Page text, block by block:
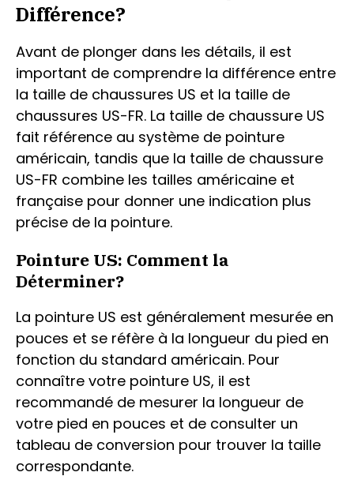
Différence?
Avant de plonger dans les détails, il est
important de comprendre la différence entre
la taille de chaussures US et la taille de
chaussures US-FR. La taille de chaussure US
fait référence au système de pointure
américain, tandis que la taille de chaussure
US-FR combine les tailles américaine et
française pour donner une indication plus
précise de la pointure.
Pointure US: Comment la
Déterminer?
La pointure US est généralement mesurée en
pouces et se réfère à la longueur du pied en
fonction du standard américain. Pour
connaître votre pointure US, il est
recommandé de mesurer la longueur de
votre pied en pouces et de consulter un
tableau de conversion pour trouver la taille
correspondante.